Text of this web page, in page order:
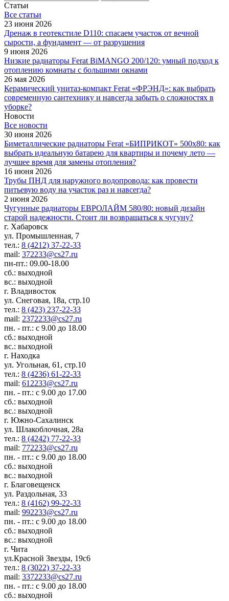
Статьи
Все cтатьи
23 июня 2026
Дренаж в геотекстиле D110: спасаем участок от вечной
сырости, а фундамент — от разрушения
9 июня 2026
Низкие радиаторы Ferat BiMANGO 200/120: умный подход к
отоплению комнаты с большими окнами
26 мая 2026
Керамический унитаз-компакт Ferat «ФРЭНД»: как выбрать
современную сантехнику и навсегда забыть о сложностях в
уборке?
Новости
Все новости
30 июня 2026
Биметаллические радиаторы Ferat «БИПРИКОТ» 500x80: как
выбрать идеальную батарею для квартиры и почему лето —
лучшее время для замены отопления?
16 июня 2026
Трубы ПНД для наружного водопровода: как провести
питьевую воду на участок раз и навсегда?
2 июня 2026
Чугунные радиаторы ЕВРОЛАЙМ 580/80: новый дизайн
старой надежности. Стоит ли возвращаться к чугуну?
г. Хабаровск
ул. Промышленная, 7
тел.: 8 (4212) 37-22-33
mail: 372233@cs27.ru
пн-пт.: 09.00-18.00
сб.: выходной
вс.: выходной
г. Владивосток
ул. Снеговая, 18а, стр.10
тел.: 8 (423) 237-22-33
mail: 2372233@cs27.ru
пн. - пт.: с 9.00 до 18.00
сб.: выходной
вс.: выходной
г. Находка
ул. Угольная, 61, стр.10
тел.: 8 (4236) 61-22-33
mail: 612233@cs27.ru
пн. - пт.: с 9.00 до 17.00
сб.: выходной
вс.: выходной
г. Южно-Сахалинск
ул. Шлакоблочная, 28а
тел.: 8 (4242) 77-22-33
mail: 772233@cs27.ru
пн. - пт.: с 9.00 до 18.00
сб.: выходной
вс.: выходной
г. Благовещенск
ул. Раздольная, 33
тел.: 8 (4162) 99-22-33
mail: 992233@cs27.ru
пн. - пт.: с 9.00 до 18.00
сб.: выходной
вс.: выходной
г. Чита
ул.Красной Звезды, 19с6
тел.: 8 (3022) 37-22-33
mail: 3372233@cs27.ru
пн. - пт.: с 9.00 до 18.00
сб.: выходной